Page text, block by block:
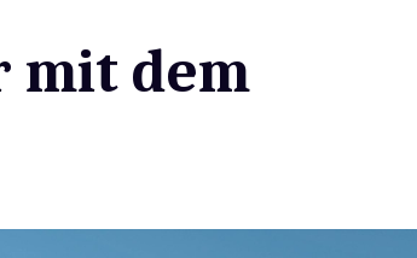
mit dem